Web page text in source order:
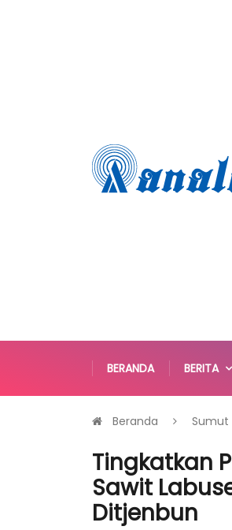
BERANDA BERITA
Beranda Sumut
Tingkatkan
Sawit
Ditjenbun